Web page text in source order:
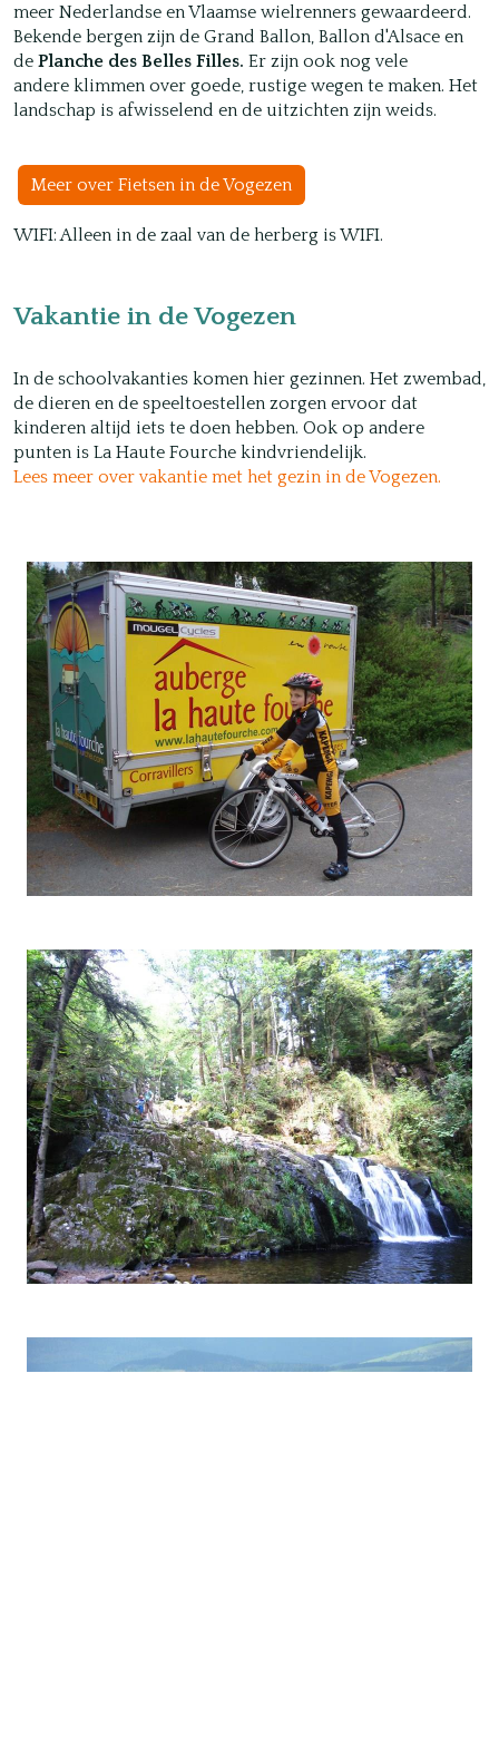
meer Nederlandse en Vlaamse wielrenners gewaardeerd.
Bekende bergen zijn de Grand Ballon, Ballon d'Alsace en
de Planche des Belles Filles. Er zijn ook nog vele
andere klimmen over goede, rustige wegen te maken. Het
landschap is afwisselend en de uitzichten zijn weids.
Meer over Fietsen in de Vogezen
WIFI: Alleen in de zaal van de herberg is WIFI.
Vakantie in de Vogezen
In de schoolvakanties komen hier gezinnen. Het zwembad,
de dieren en de speeltoestellen zorgen ervoor dat
kinderen altijd iets te doen hebben. Ook op andere
punten is La Haute Fourche kindvriendelijk.
Lees meer over vakantie met het gezin in de Vogezen.